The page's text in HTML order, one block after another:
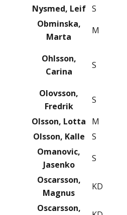
Nysmed, Leif S
Obminska,
Marta
M
Ohlsson,
Carina
S
Olovsson,
Fredrik
S
Olsson, Lotta
M
Olsson, Kalle
S
Omanovic,
Jasenko
S
Oscarsson,
Magnus
KD
Oscarsson,